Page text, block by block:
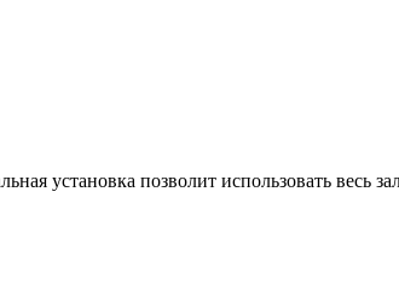
установка позволит использовать